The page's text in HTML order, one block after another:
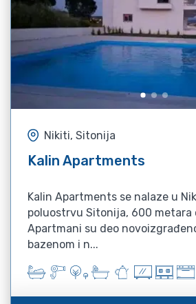
Nikiti, Sitonija
Kalin Apartments
Kalin Apartments se nalaze u
poluostrvu Sitonija, 600 metara
Apartmani su deo
bazenom i n...